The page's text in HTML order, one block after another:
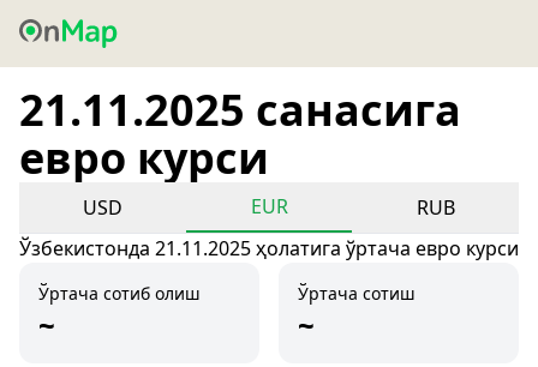
21.11.2025 санасига
евро курси
USD EUR
RUB
Ўзбекистонда 21.11.2025 ҳолатига ўртача евро курси
Ўртача сотиб олиш
~
Ўртача сотиш
~